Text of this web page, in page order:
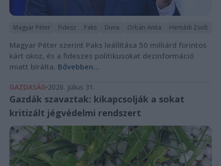
Magyar Péter Fidesz Paks Duna Orbán Anita Hernádi Zsolt
Magyar Péter szerint Paks leállítása 50 milliárd forintos
kárt okoz, és a fideszes politikusokat dezinformáció
miatt bírálta. Bővebben...
GAZDASÁG 2026. július 31.
Gazdák szavaztak: kikapcsolják a sokat
kritizált jégvédelmi rendszert